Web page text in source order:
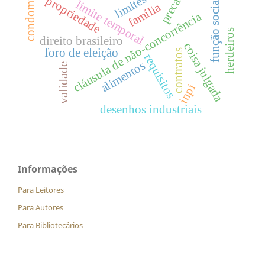
cláusula de não-concorrência
limite temporal
requisitos
validade contratos
direito brasileiro
família
propriedade
coisa julgada
função social
inpi
desenhos industriais
foro de eleição
alimentos
herdeiros
limites
Informações
Para Leitores
Para Autores
Para Bibliotecários